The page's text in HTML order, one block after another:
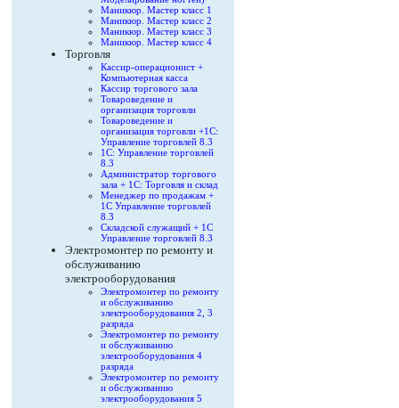
Маникюр. Мастер класс 1
Маникюр. Мастер класс 2
Маникюр. Мастер класс 3
Маникюр. Мастер класс 4
Торговля
Кассир-операционист +
Компьютерная касса
Кассир торгового зала
Товароведение и
организация торговли
Товароведение и
организация торговли +1С:
Управление торговлей 8.3
1С: Управление торговлей
8.3
Администратор торгового
зала + 1С: Торговля и склад
Менеджер по продажам +
1С Управление торговлей
8.3
Складской служащий + 1С
Управление торговлей 8.3
Электромонтер по ремонту и
обслуживанию
электрооборудования
Электромонтер по ремонту
и обслуживанию
электрооборудования 2, 3
разряда
Электромонтер по ремонту
и обслуживанию
электрооборудования 4
разряда
Электромонтер по ремонту
и обслуживанию
электрооборудования 5